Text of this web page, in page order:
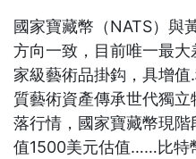
國家寶藏幣（NATS）與
方向一致，目前唯一最
家級藝術品掛鈎，具增
質藝術資產傳承世代獨
落行情，國家寶藏幣現
值1500美元估值……比特